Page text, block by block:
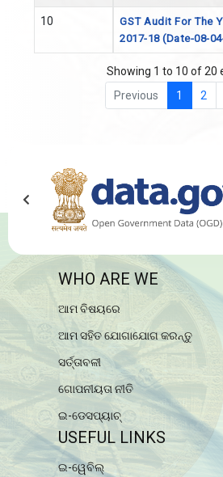
10
GST Audit For The
2017-18 (Date-08-
Showing 1 to 10 of 20
Previous
1 2
WHO ARE WE
ଆମ ବିଷୟରେ
ଆମ ସହିତ ଯୋଗାଯୋଗ କରନ୍ତୁ
ସର୍ତ୍ତାବଳୀ
ଗୋପନୀୟତା ନୀତି
ଇ-ଡେସପ୍ୟାଚ୍
USEFUL LINKS
ଇ-ୱେବିଲ୍